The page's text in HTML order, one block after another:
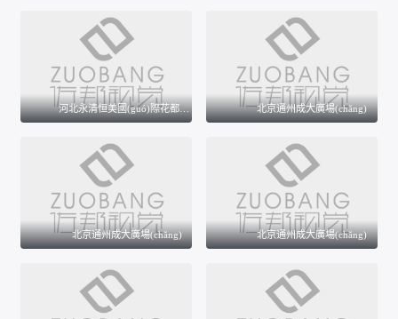
北京通州成大廣場(chǎng) 北京通州成大廣場(chǎng)